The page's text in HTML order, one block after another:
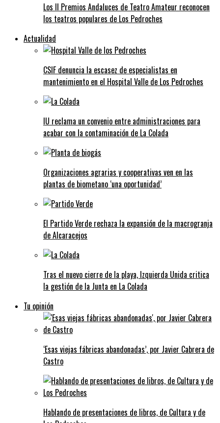
Los II Premios Andaluces de Teatro Amateur reconocen
los teatros populares de Los Pedroches
Actualidad
CSIF denuncia la escasez de especialistas en
mantenimiento en el Hospital Valle de Los Pedroches
IU reclama un convenio entre administraciones para
acabar con la contaminación de La Colada
Organizaciones agrarias y cooperativas ven en las
plantas de biometano ‘una oportunidad’
El Partido Verde rechaza la expansión de la macrogranja
de Alcaracejos
Tras el nuevo cierre de la playa, Izquierda Unida critica
la gestión de la Junta en La Colada
Tu opinión
‘Esas viejas fábricas abandonadas’, por Javier Cabrera de
Castro
Hablando de presentaciones de libros, de Cultura y de